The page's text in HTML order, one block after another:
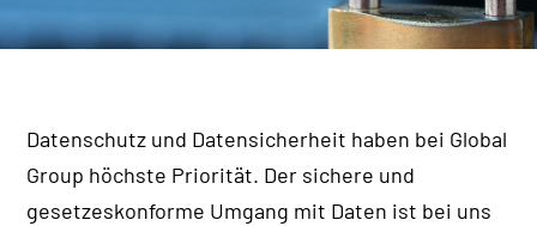
Datenschutz und Datensicherheit haben bei Global
Group höchste Priorität. Der sichere und
gesetzeskonforme Umgang mit Daten ist bei uns